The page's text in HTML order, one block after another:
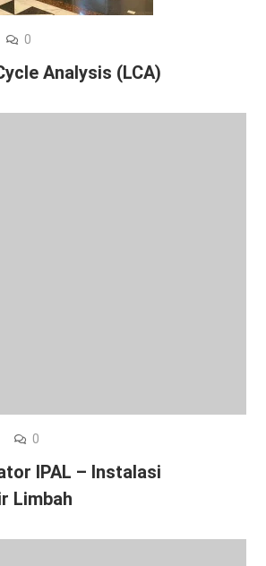
0
Analysis (LCA)
0
IPAL – Instalasi
Limbah